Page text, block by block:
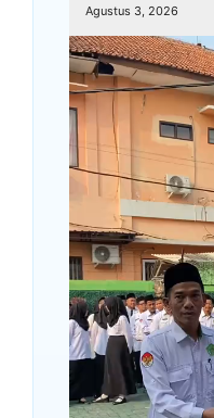
Agustus 3, 2026